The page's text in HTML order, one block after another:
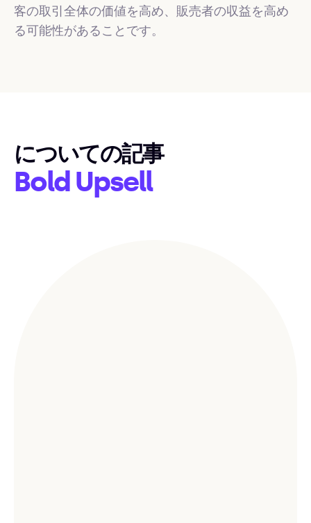
客の取引全体の価値を高め、販売者の収益を高め
る可能性があることです。
についての記事
Bold Upsell